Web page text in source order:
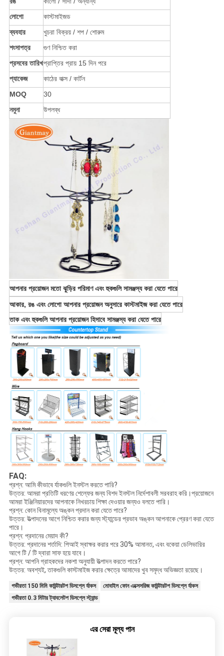
লোগো
কাস্টমাইজড
ব্যবহার
খুচরা বিক্রয় / শপ / শোরুম
শংসাপত্র
গুণ নিশ্চিত করা
প্রসবের তারিখপ্রাপ্তির প্রায় 15 দিন পরে
প্যাকেজ
কাঠের বাক্স / কার্টন
MOQ
30
নমুনা
উপলব্ধ
আপনার প্রয়োজন মতো ঝুড়ির পরিমাণ এবং হুকগুলি সামঞ্জস্য করা যেতে পারে
আকার, রঙ এবং লোগো আপনার প্রয়োজন অনুসারে কাস্টমাইজ করা যেতে পারে
তাক এবং হুকগুলি আপনার প্রয়োজন হিসাবে সামঞ্জস্য করা যেতে পারে
FAQ:
প্রশ্ন: আমি কীভাবে র্যাকগুলি ইনস্টল করতে পারি?
উত্তর: আমরা প্রতিটি ধরণের শেল্ফের জন্য বিশদ ইনস্টল নির্দেশাবলী সরবরাহ করি।প্রয়োজনে
আমরা ইঞ্জিনিয়ারদের আপনাকে নিখরচায় শিক্ষা দেওয়ার জন্যও বলতে পারি।
প্রশ্ন: কোন বিনামূল্যে অঙ্কন প্রদান করা যেতে পারে?
উত্তর: উত্পাদনের আগে নিশ্চিত করার জন্য স্ট্যান্ডের প্রভাব অঙ্কন আপনাকে প্রেরণ করা যেতে
পারে।
প্রশ্ন: প্রদানের মেয়াদ কী?
উত্তর: প্রদানের শর্তাদি: পিআই স্বাক্ষর করার পরে 30% আমানত, এবং বকেয়া ডেলিভারির
আগে টি / টি দ্বারা সাফ হয়ে যাবে।
প্রশ্ন: আপনি গ্রাহকদের নকশা অনুযায়ী উত্পাদন করতে পারে?
উত্তর: অবশ্যই, তাকগুলি কাস্টমাইজ করার ক্ষেত্রে আমাদের খুব সমৃদ্ধ অভিজ্ঞতা রয়েছে।
গভীরতা 150 মিমি কাউন্টারটপ ডিসপ্লে র্যাকস
মোবাইল ফোন এক্সেসরিজ কাউন্টারটপ ডিসপ্লে র্যাকস
গভীরতা 0.3 মিটার ট্যাবলেটপ ডিসপ্লে স্ট্যান্ড
এর সেরা মূল্য পান